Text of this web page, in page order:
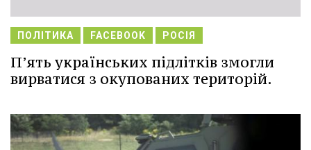
ПОЛІТИКА FACEBOOK РОСІЯ
П’ять українських підлітків змогли
вирватися з окупованих територій.